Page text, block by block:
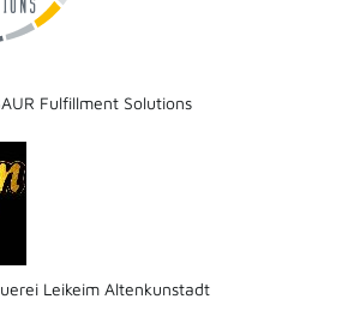
Fulfillment Solutions
Leikeim Altenkunstadt